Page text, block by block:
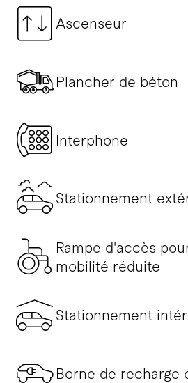
Ascenseur
Plancher de béton
Interphone
Stationnement
Rampe d'accès
mobilité réduite
Stationnement
Borne de recharge